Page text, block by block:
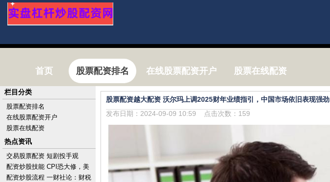
首页 股票配资排名 在线股票配资开户 股票在线配资
股票配资越大配资 沃尔玛上调2025财年业绩指引，中国市场依旧表现强劲
发布日期：2024-09-09 10:59 点击次数：159
栏目分类
股票配资排名
在线股票配资开户
股票在线配资
热点资讯
交易股票配资 短剧投手观
察：“挥金如土”，一晚亏10万
配资炒股技能 CPI恐大修，美
股涨势消减，标普惊险收创历
配资炒股流程 一财社论：财税